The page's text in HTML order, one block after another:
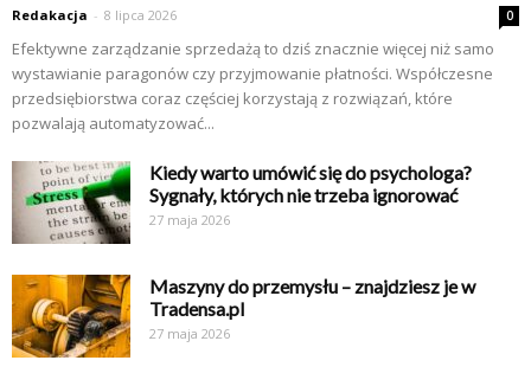
Redakacja - 8 lipca 2026 0
Efektywne zarządzanie sprzedażą to dziś znacznie więcej niż samo
wystawianie paragonów czy przyjmowanie płatności. Współczesne
przedsiębiorstwa coraz częściej korzystają z rozwiązań, które
pozwalają automatyzować...
Kiedy warto umówić się do psychologa?
Sygnały, których nie trzeba ignorować
27 maja 2026
Maszyny do przemysłu – znajdziesz je w
Tradensa.pl
27 maja 2026